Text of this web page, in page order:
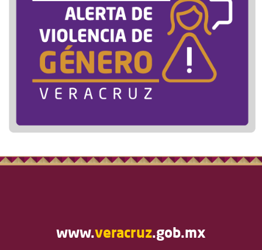
www.veracruz.gob.mx